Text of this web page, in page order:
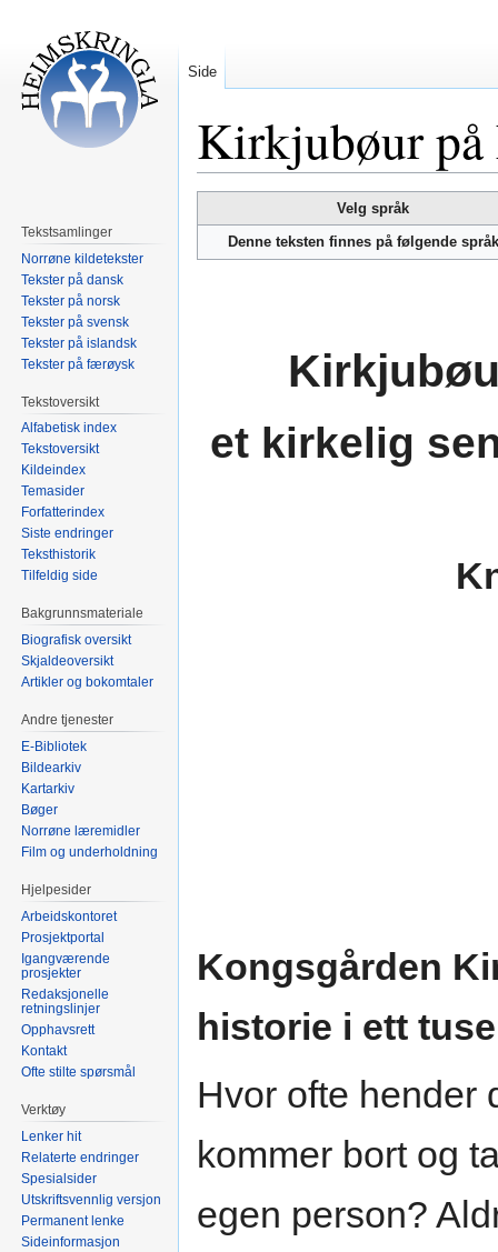
Kirkjubøur på
til
navigering
til
Velg språk
Denne teksten finnes på følgende
et kirkelig
Kongsgården
historie i ett
Hvor ofte hender
kommer bort og
egen person?
Side
Tekstsamlinger
Norrøne kildetekster
Tekster på dansk
Tekster på norsk
Tekster på svensk
Tekster på islandsk
Tekster på færøysk
Tekstoversikt
Alfabetisk index
Tekstoversikt
Kildeindex
Temasider
Forfatterindex
Siste endringer
Teksthistorik
Tilfeldig side
Bakgrunnsmateriale
Biografisk oversikt
Skjaldeoversikt
Artikler og bokomtaler
Andre tjenester
E-Bibliotek
Bildearkiv
Kartarkiv
Bøger
Norrøne læremidler
Film og underholdning
Hjelpesider
Arbeidskontoret
Prosjektportal
Igangværende
prosjekter
Redaksjonelle
retningslinjer
Opphavsrett
Kontakt
Ofte stilte spørsmål
Verktøy
Lenker hit
Relaterte endringer
Spesialsider
Utskriftsvennlig versjon
Permanent lenke
Sideinformasjon